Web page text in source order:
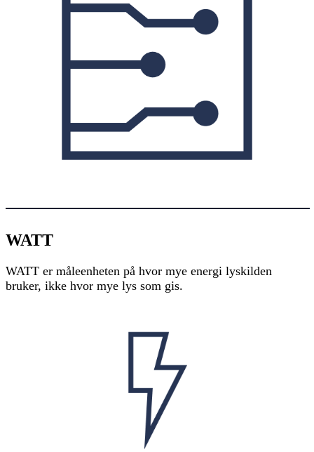
WATT
WATT er måleenheten på hvor mye energi lyskilden
bruker, ikke hvor mye lys som gis.